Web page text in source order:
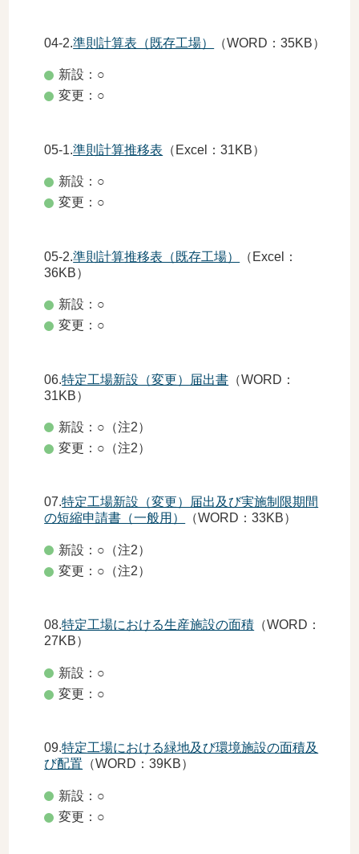
04-2.準則計算表（既存工場） （WORD：35KB）
新設：○
変更：○
05-1.準則計算推移表 （Excel：31KB）
新設：○
変更：○
05-2.準則計算推移表（既存工場）
（Excel：
36KB）
新設：○
変更：○
06.特定工場新設（変更）届出書 （WORD：
31KB）
新設：○（注2）
変更：○（注2）
07.特定工場新設（変更）届出及び実施制限期間
の短縮申請書（一般用）
（WORD：33KB）
新設：○（注2）
変更：○（注2）
08.特定工場における生産施設の面積 （WORD：
27KB）
新設：○
変更：○
09.特定工場における緑地及び環境施設の面積及
び配置 （WORD：39KB）
新設：○
変更：○